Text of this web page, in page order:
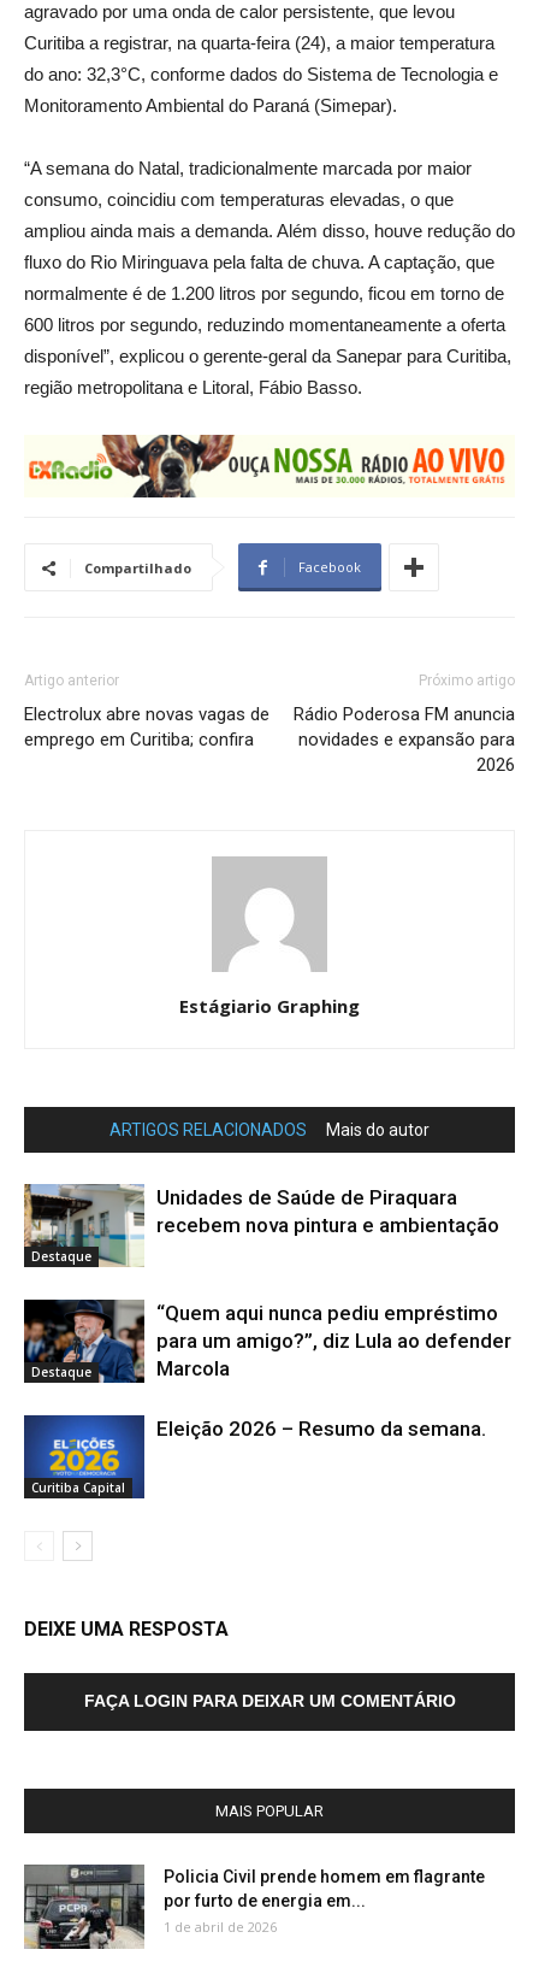
agravado por uma onda de calor persistente, que levou
Curitiba a registrar, na quarta-feira (24), a maior temperatura
do ano: 32,3°C, conforme dados do Sistema de Tecnologia e
Monitoramento Ambiental do Paraná (Simepar).
“A semana do Natal, tradicionalmente marcada por maior
consumo, coincidiu com temperaturas elevadas, o que
ampliou ainda mais a demanda. Além disso, houve redução do
fluxo do Rio Miringuava pela falta de chuva. A captação, que
normalmente é de 1.200 litros por segundo, ficou em torno de
600 litros por segundo, reduzindo momentaneamente a oferta
disponível”, explicou o gerente-geral da Sanepar para Curitiba,
região metropolitana e Litoral, Fábio Basso.
Compartilhado Facebook
Artigo anterior
Electrolux abre novas vagas de
emprego em Curitiba; confira
Próximo artigo
Rádio Poderosa FM anuncia
novidades e expansão para
2026
Estágiario Graphing
ARTIGOS RELACIONADOS Mais do autor
Destaque
Unidades de Saúde de Piraquara
recebem nova pintura e ambientação
Destaque
“Quem aqui nunca pediu empréstimo
para um amigo?”, diz Lula ao defender
Marcola
Curitiba Capital
Eleição 2026 – Resumo da semana.
DEIXE UMA RESPOSTA
FAÇA LOGIN PARA DEIXAR UM COMENTÁRIO
MAIS POPULAR
Policia Civil prende homem em flagrante
por furto de energia em...
1 de abril de 2026